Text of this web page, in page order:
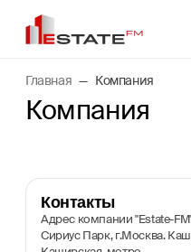
Главная Компания
Компания
Контакты
Адрес компании "Estate-
Сириус Парк, г.Москва.